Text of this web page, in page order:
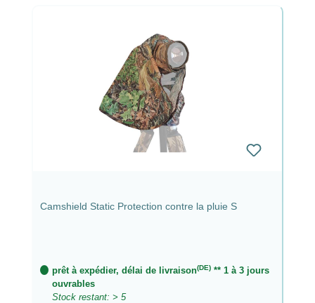
Camshield Static Protection contre la pluie S
prêt à expédier, délai de livraison(DE)** 1 à 3 jours
ouvrables
Stock restant: > 5